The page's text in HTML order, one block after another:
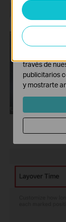
Cookies de
Las cookies
actividades
adaptar la
través de
publicitarios
y mostrarte